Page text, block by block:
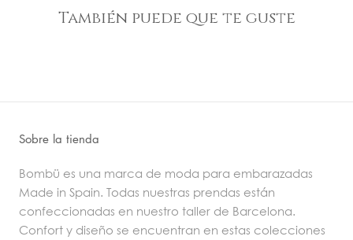
También puede que te guste
Sobre la tienda
Bombü es una marca de moda para embarazadas
Made in Spain. Todas nuestras prendas están
confeccionadas en nuestro taller de Barcelona.
Confort y diseño se encuentran en estas colecciones